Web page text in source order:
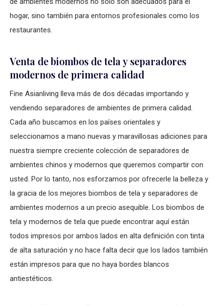
hogar, sino también para entornos profesionales como los
restaurantes.
Venta de biombos de tela y separadores
modernos de primera calidad
Fine Asianliving lleva más de dos décadas importando y
vendiendo separadores de ambientes de primera calidad.
Cada año buscamos en los países orientales y
seleccionamos a mano nuevas y maravillosas adiciones para
nuestra siempre creciente colección de separadores de
ambientes chinos y modernos que queremos compartir con
usted. Por lo tanto, nos esforzamos por ofrecerle la belleza y
la gracia de los mejores biombos de tela y separadores de
ambientes modernos a un precio asequible. Los biombos de
tela y modernos de tela que puede encontrar aquí están
todos impresos por ambos lados en alta definición con tinta
de alta saturación y no hace falta decir que los lados también
están impresos para que no haya bordes blancos
antiestéticos.